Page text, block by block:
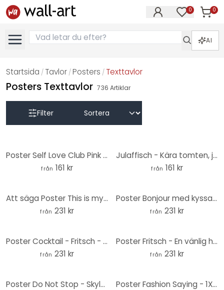
0 0
AI
Startsida / Tavlor / Posters /Texttavlor
Posters Texttavlor 736 Artiklar
Filter
Poster Self Love Club Pink - Prints by Ayleen
från 161 kr
Julaffisch - Kära tomten, jag kan förklara... - Prints by Ayleen
från 161 kr
Att säga Poster This is my happy place med hjärta - Fritsch - Rund
från 231 kr
Poster Bonjour med kyssande mun - Fritsch - Rund
från 231 kr
Poster Cocktail - Fritsch - Aperol Spritz- Rund
från 231 kr
Poster Fritsch - En vänlig hälsning - Runda
från 231 kr
Poster Do Not Stop - Skylt framför turkosblå himmel - CosmoZach - Round Poster Fashion Saying - 1X Studio - Très chic - Rund